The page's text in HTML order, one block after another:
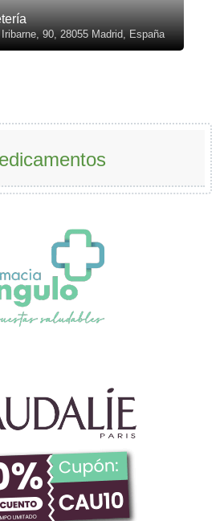
90, 28055 Madrid, España